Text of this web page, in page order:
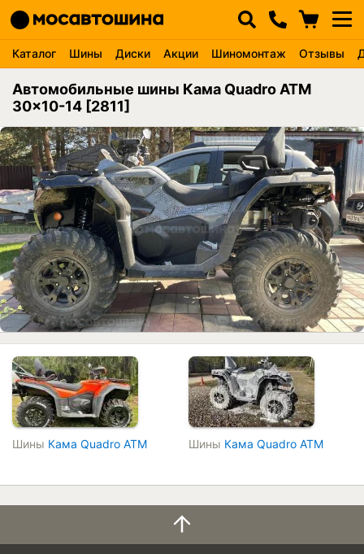
Каталог Шины Диски Акции Шиномонтаж Отзывы
Автомобильные шины Кама Quadro ATM
30x10-14 [2811]
Шины Кама Quadro ATM Шины Кама Quadro ATM